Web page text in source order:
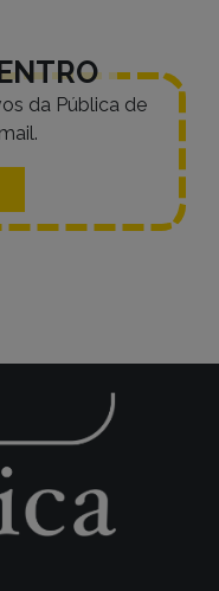
da Pública de